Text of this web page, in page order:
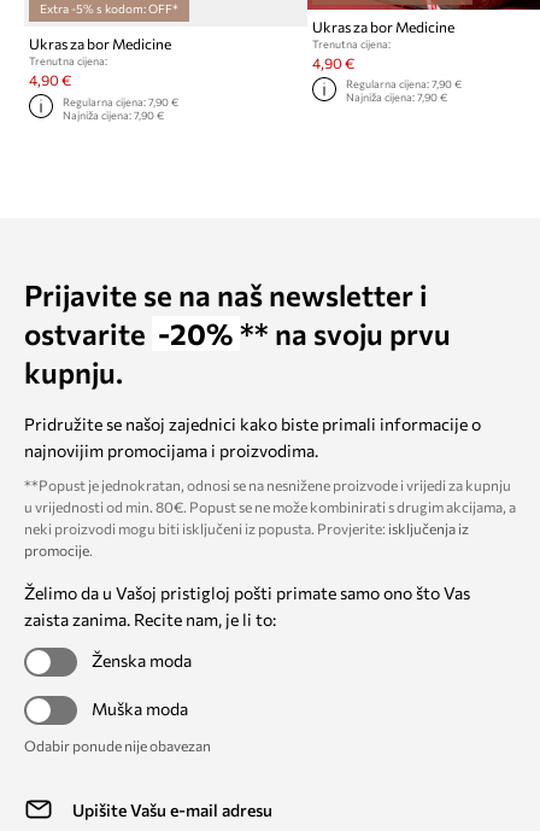
Extra -5% s kodom: OFF*
Ukras za bor Medicine
Trenutna cijena:
4,90 €
Regularna cijena:7,90 €
Najniža cijena:7,90 €
Ukras za bor Medicine
Trenutna cijena:
4,90 €
Regularna cijena: 7,90 €
Najniža cijena: 7,90 €
Prijavite se na naš newsletter i
ostvarite -20% ** na svoju prvu
kupnju.
Pridružite se našoj zajednici kako biste primali informacije o
najnovijim promocijama i proizvodima.
**Popust je jednokratan, odnosi se na nesnižene proizvode i vrijedi za kupnju
u vrijednosti od min. 80€. Popust se ne može kombinirati s drugim akcijama, a
neki proizvodi mogu biti isključeni iz popusta. Provjerite: isključenja iz
promocije.
Želimo da u Vašoj pristigloj pošti primate samo ono što Vas
zaista zanima. Recite nam, je li to:
Ženska moda
Muška moda
Odabir ponude nije obavezan